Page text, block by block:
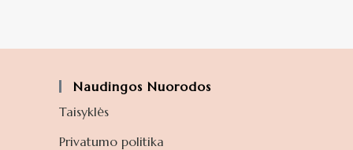
Naudingos Nuorodos
Taisyklės
Privatumo politika